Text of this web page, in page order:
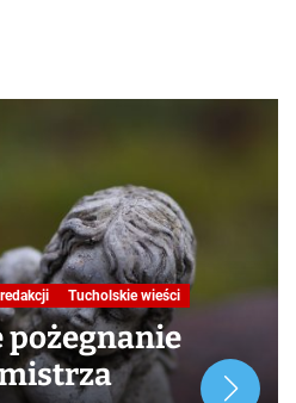
Tucholskie wieści
pożegnanie